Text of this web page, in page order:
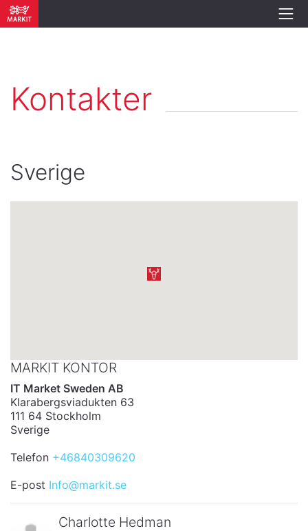
Kontakter
Sverige
MARKIT KONTOR
IT Market Sweden AB
Klarabergsviadukten 63
111 64 Stockholm
Sverige
Telefon +46840309620
E-post Info@markit.se
Charlotte Hedman